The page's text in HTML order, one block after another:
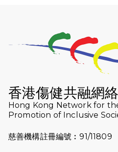
2026-07-23
猛龍長跑隊
（19:00開
猛龍長跑隊
2026-07-10
【猛龍戈壁
融網絡15周
2026-07-09
猛龍長跑隊
香港傷健共融網絡
Hong Kong Network for
Promotion of Inclusive
慈善機構註冊編號︰91/11809